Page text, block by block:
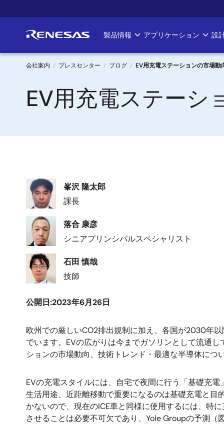
イ
ン
Main
navigation
製品情報 アプリケーション 設
パ
ン
く
会社案内 プレスセンター ブログ EV用充電ステーションの市場動
EV用充電ステーシ
画
像
峯沢 隆太郎
課長
画
像
落合 康彦
シニアプリンシパルスペシャリスト
画
像
石田 慎哉
技師
公開日:2023年6月26日
欧州での厳しいCO2排出規制に加え、各国が2030年
でいます。EVの広がりは今までガソリンとして流通
ションの市場動向、技術トレンド・最適な半導体につ
EVの充電スタイルには、自宅で夜間に行う「基礎充
生活用途、近距離移動で重要になるのは基礎充電と
かないので、現在のICE車と同様に使用するには、特
させることは必要不可欠であり、Yole Groupの予測